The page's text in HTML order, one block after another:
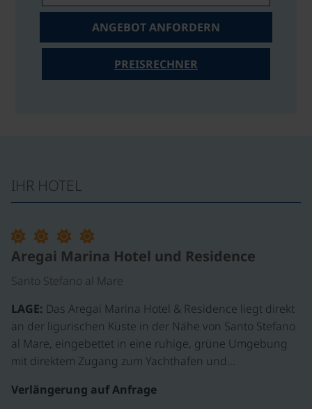
ANGEBOT ANFORDERN
PREISRECHNER
IHR HOTEL
Aregai Marina Hotel und Residence
Santo Stefano al Mare
LAGE: Das Aregai Marina Hotel & Residence liegt direkt
an der ligurischen Küste in der Nähe von Santo Stefano
al Mare, eingebettet in eine ruhige, grüne Umgebung
mit direktem Zugang zum Yachthafen und…
Verlängerung auf Anfrage